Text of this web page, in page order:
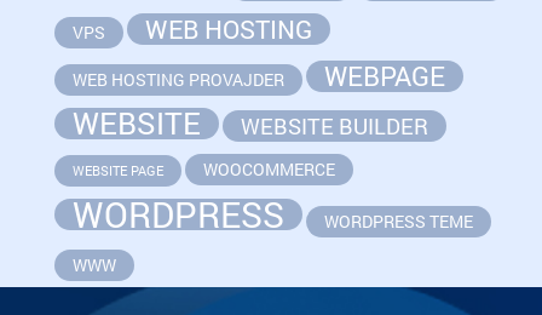
VPS WEB HOSTING
WEB HOSTING PROVAJDER WEBPAGE
WEBSITE WEBSITE BUILDER
WEBSITE PAGE WOOCOMMERCE
WORDPRESS
WORDPRESS TEME
WWW